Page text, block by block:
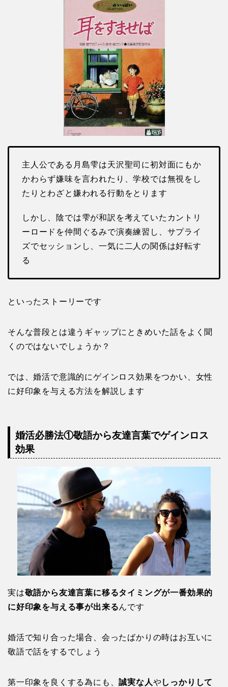
主人公である月島雫は天沢聖司に初対面にもか
かわらず嫌味を言われたり、学校では無視をし
たりとわざと嫌われる行動をとります
しかし、陰では雫が和訳を考えていたカントリ
ーロードを仲間ぐるみで演奏練習し、サプライ
ズでセッションし、一気に二人の関係は好転す
る
といったストーリーです
そんな普段とは違うギャップにときめいた話をよく聞
くのではないでしょうか？
では、婚活で意識的にゲインロス効果をつかい、女性
に好印象を与える方法を解説します
婚活必勝法①敬語から友達言葉でゲインロス
効果
実は敬語から友達言葉に移るタイミングが一番効果的
に好印象を与える事が出来るんです
婚活で知り合った場合、会ったばかりの時はお互いに
敬語で話をするでしょう
第一印象を良くする為にも、誠実な人やしっかりして